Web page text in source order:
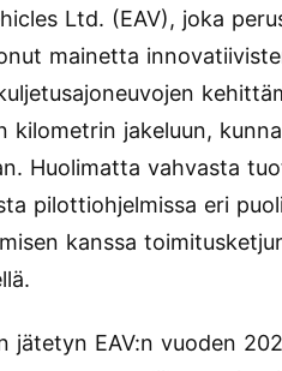
Ltd. (EAV), joka
mainetta
kilometrin jakeluun,
Huolimatta vahvasta
pilottiohjelmissa eri
kanssa
jätetyn EAV:n vuoden